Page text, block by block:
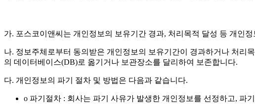
가. 포스코이앤씨는 개인정보의 보유기간 경과, 처리목적 달성 등 개인
나. 정보주체로부터 동의받은 개인정보의 보유기간이 경과하거나 처리
의 데이터베이스(DB)로 옮기거나 보관장소를 달리하여 보존합니다.
다. 개인정보의 파기 절차 및 방법은 다음과 같습니다.
o 파기절차 : 회사는 파기 사유가 발생한 개인정보를 선정하고, 파